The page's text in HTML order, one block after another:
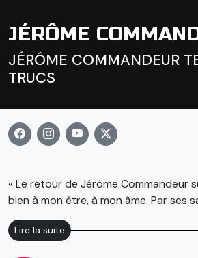
JÉRÔME
JÉRÔME COMMANDEUR
TRUCS
« Le retour de Jérôme Commandeur
bien à mon être, à mon âme. Par ses
des lames de coutelas, il veut faire
chevillée au corps, celle qui coule
Lire la suite